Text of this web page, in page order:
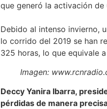
que generó la activación
Debido al intenso invierno,
lo corrido del 2019 se han
325 horas, lo que equivale
Imagen:
Deccy Yanira Ibarra,
pérdidas de manera